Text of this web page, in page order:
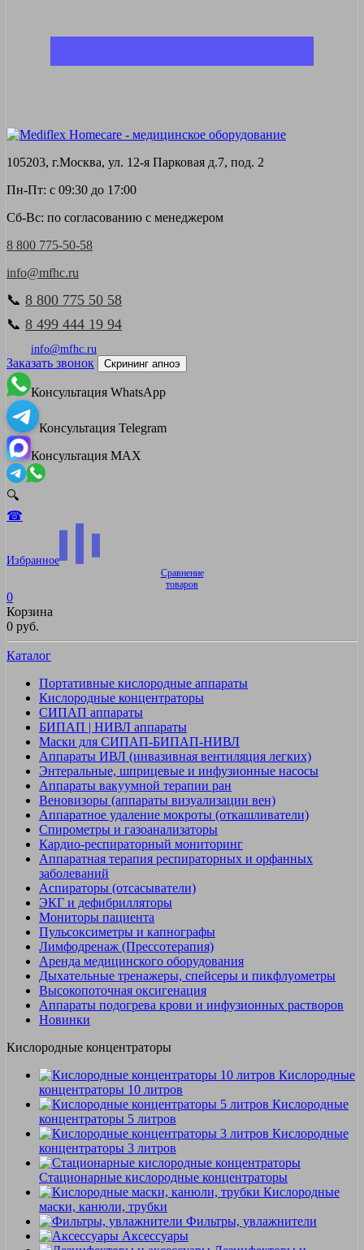
105203, г.Москва, ул. 12-я Парковая д.7, под. 2
Пн-Пт: с 09:30 до 17:00
Сб-Вс: по согласованию с менеджером
8 800 775-50-58
info@mfhc.ru
📞 8 800 775 50 58
📞 8 499 444 19 94
info@mfhc.ru
Заказать звонок Скрининг апноэ
Консультация WhatsApp
Консультация Telegram
Консультация MAX
🔍
☎
Избранное
Сравнение
товаров
0
Корзина
0 руб.
Каталог
Портативные кислородные аппараты
Кислородные концентраторы
СИПАП аппараты
БИПАП | НИВЛ аппараты
Маски для СИПАП-БИПАП-НИВЛ
Аппараты ИВЛ (инвазивная вентиляция легких)
Энтеральные, шприцевые и инфузионные насосы
Аппараты вакуумной терапии ран
Веновизоры (аппараты визуализации вен)
Аппаратное удаление мокроты (откашливатели)
Спирометры и газоанализаторы
Кардио-респираторный мониторинг
Аппаратная терапия респираторных и орфанных
заболеваний
Аспираторы (отсасыватели)
ЭКГ и дефибрилляторы
Мониторы пациента
Пульсоксиметры и капнографы
Лимфодренаж (Прессотерапия)
Аренда медицинского оборудования
Дыхательные тренажеры, спейсеры и пикфлуометры
Высокопоточная оксигенация
Аппараты подогрева крови и инфузионных растворов
Новинки
Кислородные концентраторы
Кислородные
концентраторы 10 литров
Кислородные
концентраторы 5 литров
Кислородные
концентраторы 3 литров
Стационарные кислородные концентраторы
Кислородные
маски, канюли, трубки
Фильтры, увлажнители
Аксессуары